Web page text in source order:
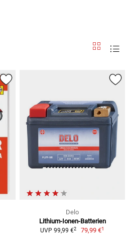
Delo
Lithium-Ionen-Batterien
UVP 99,99 €2 79,99 €1